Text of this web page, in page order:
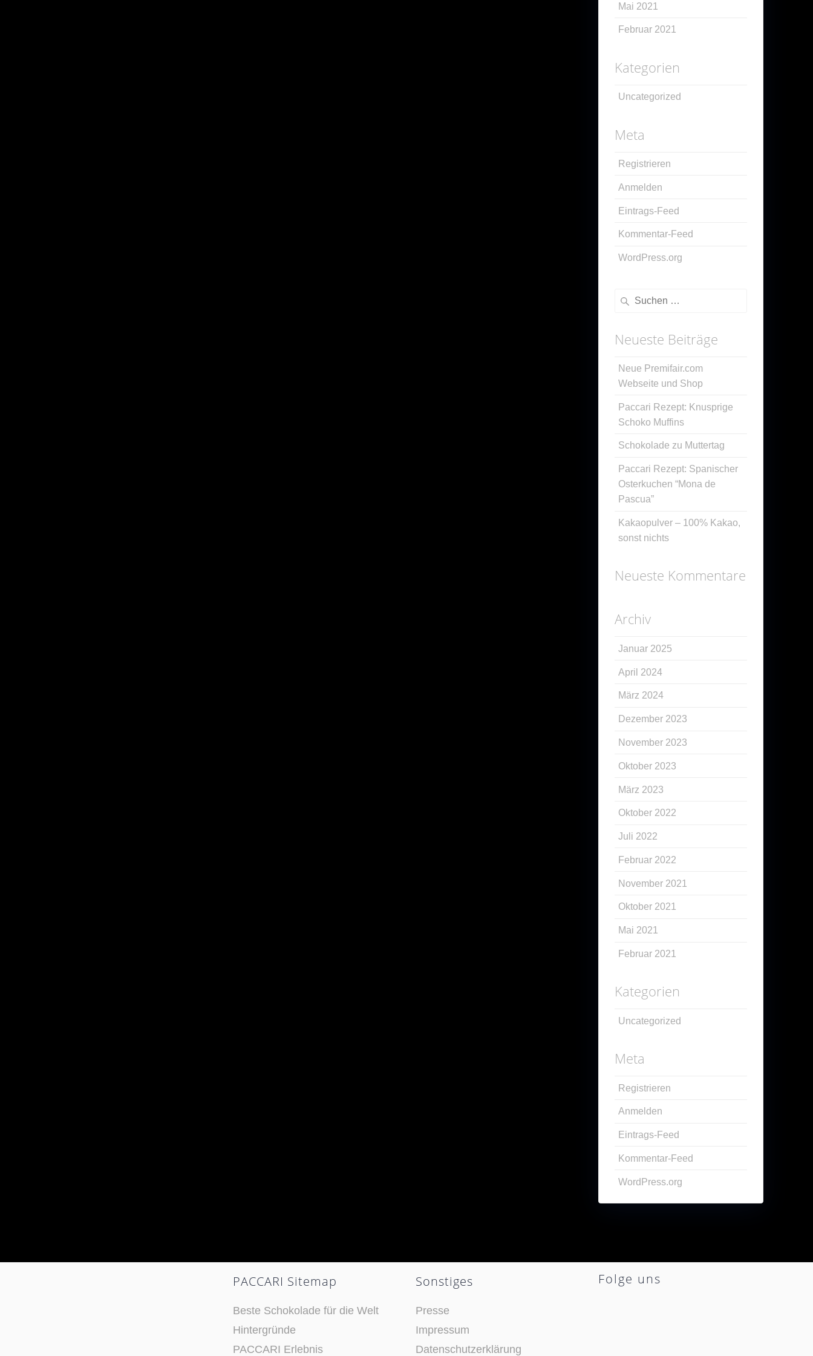
Mai 2021
Februar 2021
Kategorien
Uncategorized
Meta
Registrieren
Anmelden
Eintrags-Feed
Kommentar-Feed
WordPress.org
Suche
Neueste Beiträge
Neue Premifair.com
Webseite und Shop
Paccari Rezept: Knusprige
Schoko Muffins
Schokolade zu Muttertag
Paccari Rezept: Spanischer
Osterkuchen “Mona de
Pascua”
Kakaopulver – 100% Kakao,
sonst nichts
Neueste Kommentare
Archiv
Januar 2025
April 2024
März 2024
Dezember 2023
November 2023
Oktober 2023
März 2023
Oktober 2022
Juli 2022
Februar 2022
November 2021
Oktober 2021
Mai 2021
Februar 2021
Kategorien
Uncategorized
Meta
Registrieren
Anmelden
Eintrags-Feed
Kommentar-Feed
WordPress.org
PACCARI Sitemap
Beste Schokolade für die Welt
Hintergründe
PACCARI Erlebnis
Sonstiges
Presse
Impressum
Datenschutzerklärung
Folge uns